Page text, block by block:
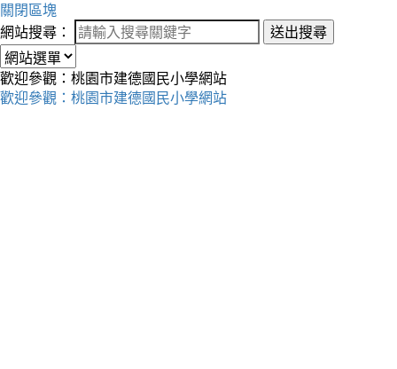
關閉區塊
網站搜尋：
送出搜尋
歡迎參觀：桃園市建德國民小學網站
歡迎參觀：桃園市建德國民小學網站